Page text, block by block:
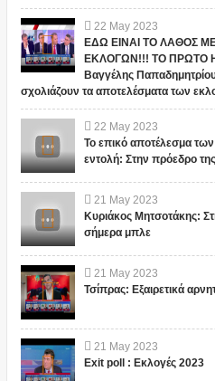
22 May 2023
ΕΔΩ ΕΙΝΑΙ ΤΟ ΛΑΘΟΣ
ΕΚΛΟΓΩΝ!!! ΤΟ ΠΡΩΤΟ
Βαγγέλης
σχολιάζουν τα αποτελέσματα των
22 May 2023
Το επικό αποτέλεσμα
εντολή: Στην πρόεδρο
21 May 2023
Κυριάκος Μητσοτάκης:
σήμερα μπλε
21 May 2023
Τσίπρας: Εξαιρετικά
21 May 2023
Exit poll : Εκλογές 2023